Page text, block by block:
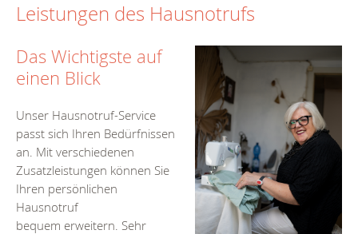
Leistungen des Hausnotrufs
Das Wichtigste auf
einen Blick
Unser Hausnotruf-Service
passt sich Ihren Bedürfnissen
an. Mit verschiedenen
Zusatzleistungen können Sie
Ihren persönlichen
Hausnotruf
bequem erweitern. Sehr